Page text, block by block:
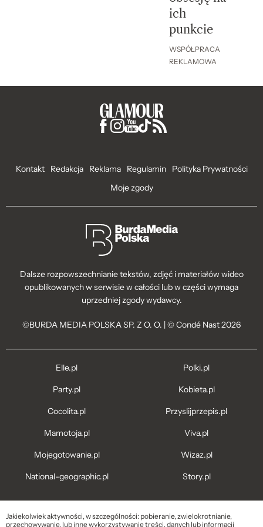
ich
punkcie
WSPÓŁPRACA
REKLAMOWA
Kontakt Redakcja Reklama Regulamin
Polityka Prywatności
Moje zgody
Dalsze rozpowszechnianie tekstów, zdjęć i materiałów wideo
opublikowanych w serwisie w całości lub w części wymaga
uprzedniej zgody wydawcy.
©BURDA MEDIA POLSKA SP. Z O. O. | © Condé Nast 2026
Elle.pl
Party.pl
Cocolita.pl
Mamotoja.pl
Mojegotowanie.pl
National-geographic.pl
Polki.pl
Kobieta.pl
Przyslijprzepis.pl
Viva.pl
Wizaz.pl
Story.pl
Jakiekolwiek aktywności, w szczególności: pobieranie, zwielokrotnianie,
przechowywanie, lub inne wykorzystywanie treści, danych lub informacji